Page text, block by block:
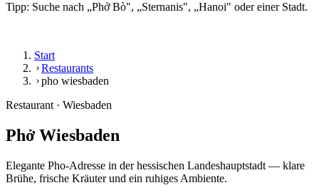
Tipp: Suche nach „Phở Bò", „Sternanis", „Hanoi" oder einer Stadt.
Start
Restaurants
pho wiesbaden
Restaurant · Wiesbaden
Phở Wiesbaden
Elegante Pho-Adresse in der hessischen Landeshauptstadt — klare
Brühe, frische Kräuter und ein ruhiges Ambiente.